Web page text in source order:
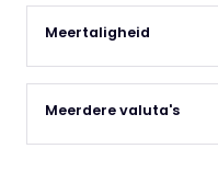
Meertaligheid
Meerdere valuta's